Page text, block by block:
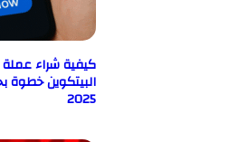
كيفية شراء عملة
البيتكوين خطوة بخطوة